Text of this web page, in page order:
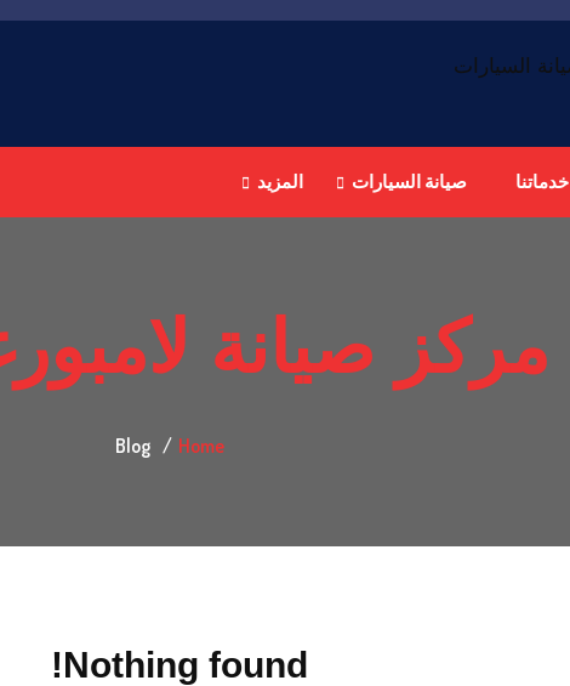
خدماتنا صيانة السيارات المزيد
مركز صيانة
Home
Blog
Nothing found!